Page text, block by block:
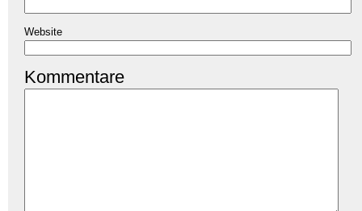
Website
Kommentare